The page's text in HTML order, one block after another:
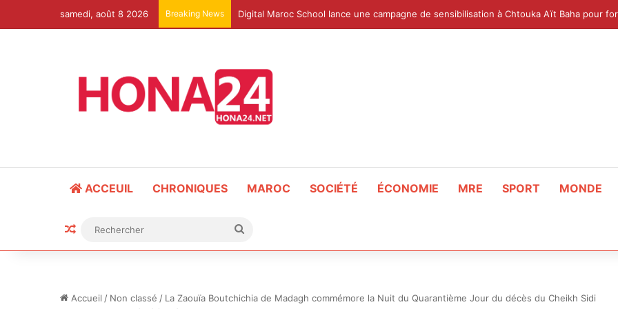
samedi, août 8 2026 Breaking News
ACCEUIL CHRONIQUES MAROC SOCIÉTÉ ÉCONOMIE MRE SPORT MONDE
Article Aléatoire
Accueil / Non classé / La Zaouïa Boutchichia de Madagh commémore la Nuit du Quarantième Jour du décès du Cheikh Sidi